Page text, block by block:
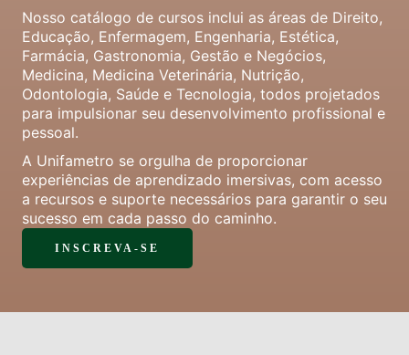
Nosso catálogo de cursos inclui as áreas de Direito,
Educação, Enfermagem, Engenharia, Estética,
Farmácia, Gastronomia, Gestão e Negócios,
Medicina, Medicina Veterinária, Nutrição,
Odontologia, Saúde e Tecnologia, todos projetados
para impulsionar seu desenvolvimento profissional e
pessoal.
A Unifametro se orgulha de proporcionar
experiências de aprendizado imersivas, com acesso
a recursos e suporte necessários para garantir o seu
sucesso em cada passo do caminho.
INSCREVA-SE